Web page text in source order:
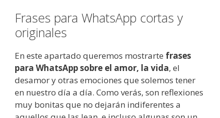
Frases para WhatsApp cortas y
originales
En este apartado queremos mostrarte frases
para WhatsApp sobre el amor, la vida, el
desamor y otras emociones que solemos tener
en nuestro día a día. Como verás, son reflexiones
muy bonitas que no dejarán indiferentes a